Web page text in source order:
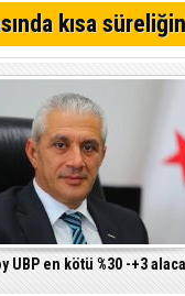
Basın-Sen:
GÜÇ-SEN:
adına
kısa
UBP en kötü %30 -+3